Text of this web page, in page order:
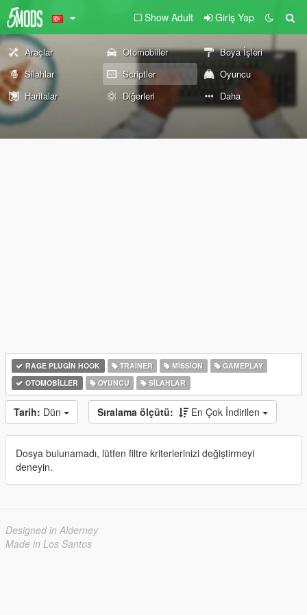
Show Adult Giriş Yap
Araçlar Otomobiller
Boya İşleri
Silahlar
Scriptler
Oyuncu
Haritalar
Diğerleri Daha
RAGE PLUGIN HOOK TRAINER MISSION
GAMEPLAY
OTOMOBILLER
OYUNCU SILAHLAR
Tarih: Dün Sıralama ölçütü: En Çok İndirilen
Dosya bulunamadı, lütfen filtre kriterlerinizi değiştirmeyi
deneyin.
Designed in Alderney
Made in Los Santos